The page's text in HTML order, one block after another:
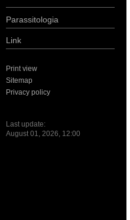
Parassitologia
Link
Print view
Sitemap
Privacy policy
Last update:
August 01, 2026, 12:00